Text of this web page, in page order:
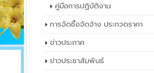
คู่มือการปฏิบัติงาน
การจัดซื้อจัดจ้าง ประกวดราคา
ข่าวประกาศ
ข่าวประชาสัมพันธ์